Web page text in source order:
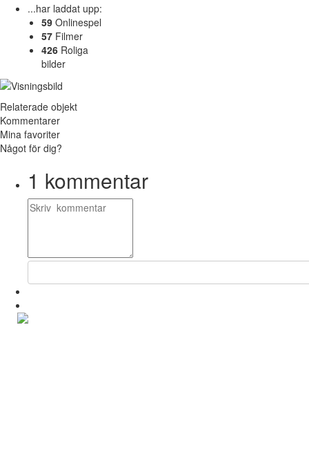
...har laddat upp:
59 Onlinespel
57 Filmer
426 Roliga
bilder
Relaterade objekt
Kommentarer
Mina favoriter
Något för dig?
1 kommentar